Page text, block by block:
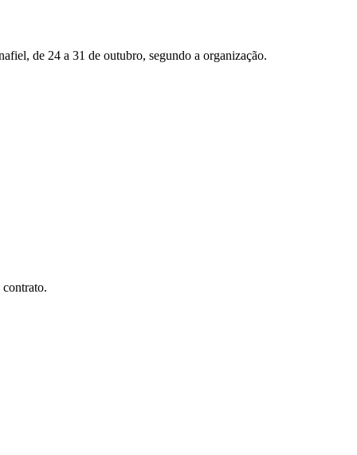
de 24 a 31 de outubro, segundo a organização.